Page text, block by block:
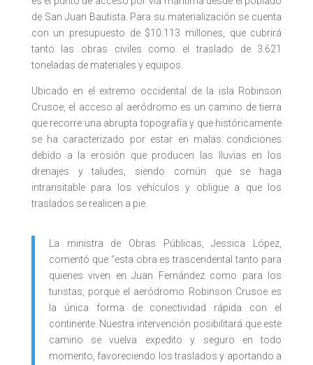
de San Juan Bautista. Para su materialización se cuenta
con un presupuesto de $10.113 millones, que cubrirá
tanto las obras civiles como el traslado de 3.621
toneladas de materiales y equipos.
Ubicado en el extremo occidental de la isla Robinson
Crusoe, el acceso al aeródromo es un camino de tierra
que recorre una abrupta topografía y que históricamente
se ha caracterizado por estar en malas condiciones
debido a la erosión que producen las lluvias en los
drenajes y taludes, siendo común que se haga
intransitable para los vehículos y obligue a que los
traslados se realicen a pie.
La ministra de Obras Públicas, Jessica López,
comentó que “esta obra es trascendental tanto para
quienes viven en Juan Fernández como para los
turistas, porque el aeródromo Robinson Crusoe es
la única forma de conectividad rápida con el
continente. Nuestra intervención posibilitará que este
camino se vuelva expedito y seguro en todo
momento, favoreciendo los traslados y aportando a